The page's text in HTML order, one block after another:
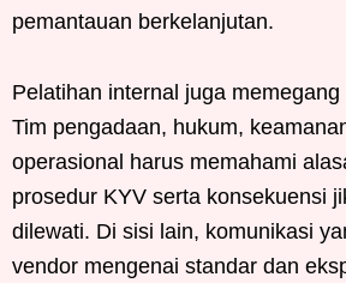
pemantauan berkelanjutan.
Pelatihan internal juga
Tim pengadaan, hukum,
operasional harus memahami
prosedur KYV serta konsekuensi
dilewati. Di sisi lain, komunikasi
vendor mengenai standar dan